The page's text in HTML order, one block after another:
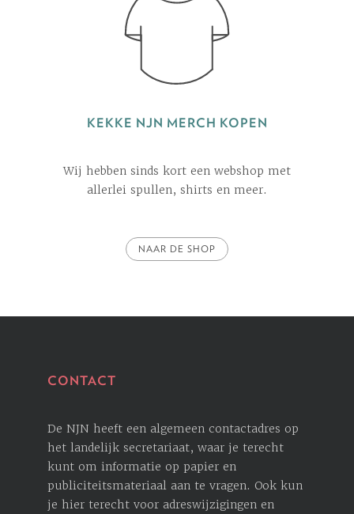
KEKKE NJN MERCH KOPEN
Wij hebben sinds kort een webshop met
allerlei spullen, shirts en meer.
NAAR DE SHOP
CONTACT
De NJN heeft een algemeen contactadres op
het landelijk secretariaat, waar je terecht
kunt om informatie op papier en
publiciteitsmateriaal aan te vragen. Ook kun
je hier terecht voor ­adreswijzigingen en